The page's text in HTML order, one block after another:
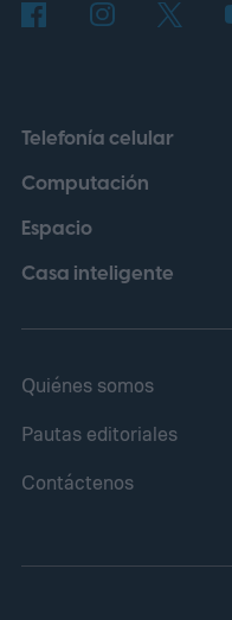
impulso proviene
deberán poder
con herramientas
comercialmente a
de 2027.
Telefonía celular
Computación
Espacio
Casa inteligente
Quiénes somos
Pautas editoriales
Contáctenos